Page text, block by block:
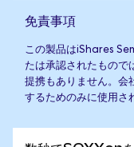
免責事項
この製品はiShares
たは承認されたもの
提携もありません。会
するためのみに使用さ